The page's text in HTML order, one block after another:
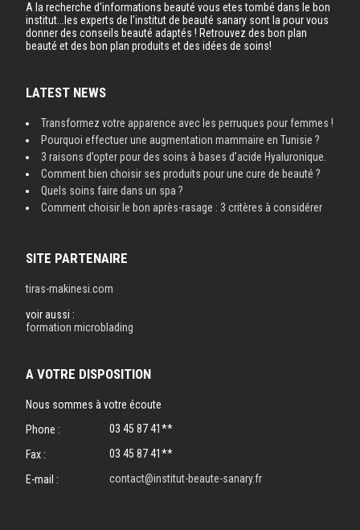
A la recherche d'informations beauté vous etes tombé dans le bon
institut...les experts de l'institut de beauté sanary sont la pour vous
donner des conseils beauté adaptés ! Retrouvez des bon plan
beauté et des bon plan produits et des idées de soins!
LATEST NEWS
Transformez votre apparence avec les perruques pour femmes !
Pourquoi effectuer une augmentation mammaire en Tunisie ?
3 raisons d’opter pour des soins à bases d’acide Hyaluronique.
Comment bien choisir ses produits pour une cure de beauté ?
Quels soins faire dans un spa ?
Comment choisir le bon après-rasage : 3 critères à considérer
SITE PARTENAIRE
tiras-makinesi.com
voir aussi :
formation microblading
A VOTRE DISPOSITION
Nous sommes à votre écoute
Phone :
03 45 87 41**
Fax :
03 45 87 41**
E-mail :
contact@institut-beaute-sanary.fr